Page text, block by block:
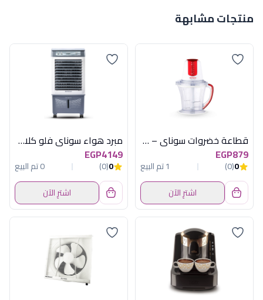
منتجات مشابهة
قطاعة خضروات سوناي – ديلوكس – 700 وات، 750 مللي، 2 شفرة قابلة للفك MAR-2074
EGP879
0
(0)
1 تم البيع
اشترِ الآن
مبرد هواء سوناي فلو كلاسيك 40 , 40 لتر , 3 سرعات MAR-40PN
EGP4149
0
(0)
0 تم البيع
اشترِ الآن